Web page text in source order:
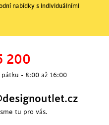
nabídky s individuálními
200
- 8:00 až 16:00
tu pro vás.